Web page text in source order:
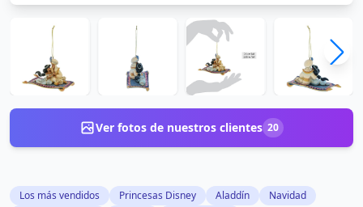
Ver fotos de nuestros clientes 20
Los más vendidos Princesas Disney Aladdín
Navidad